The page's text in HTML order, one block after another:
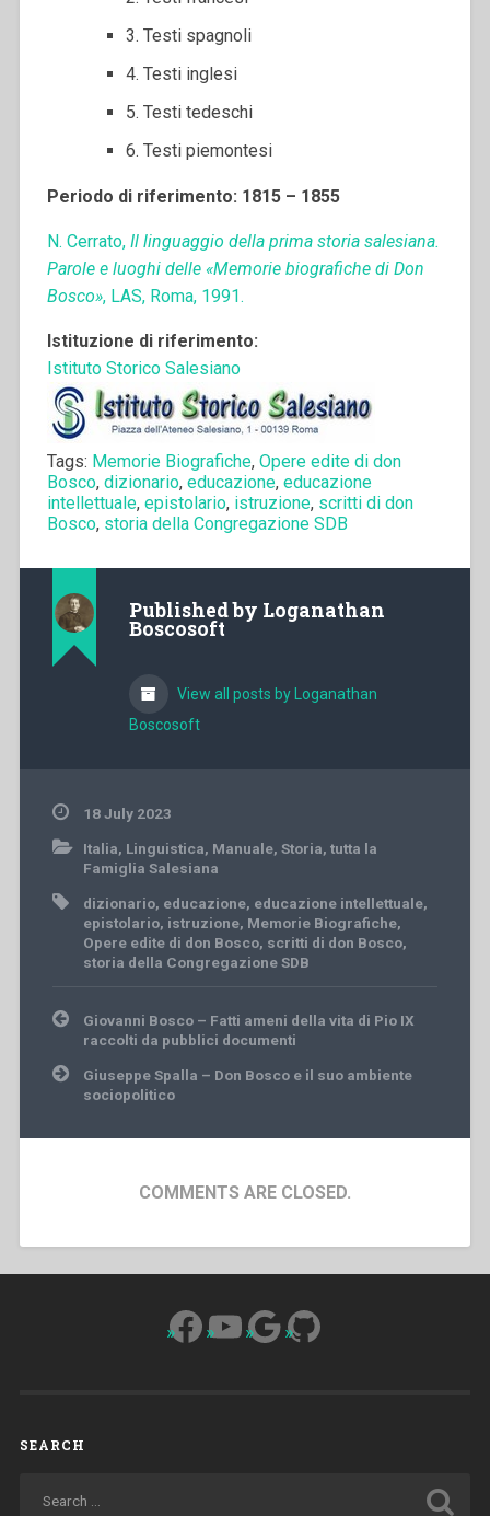
3. Testi spagnoli
4. Testi inglesi
5. Testi tedeschi
6. Testi piemontesi
Periodo di riferimento: 1815 – 1855
N. Cerrato, Il linguaggio della prima storia salesiana.
Parole e luoghi delle «Memorie biografiche di Don
Bosco», LAS, Roma, 1991.
Istituzione di riferimento:
Istituto Storico Salesiano
Tags: Memorie Biografiche, Opere edite di don
Bosco, dizionario, educazione, educazione
intellettuale, epistolario, istruzione, scritti di don
Bosco, storia della Congregazione SDB
Published by Loganathan
Boscosoft
View all posts by Loganathan
Boscosoft
18 July 2023
Italia, Linguistica, Manuale, Storia, tutta la
Famiglia Salesiana
dizionario, educazione, educazione intellettuale,
epistolario, istruzione, Memorie Biografiche,
Opere edite di don Bosco, scritti di don Bosco,
storia della Congregazione SDB
Post
navigation
Giovanni Bosco – Fatti ameni della vita di Pio IX
raccolti da pubblici documenti
Giuseppe Spalla – Don Bosco e il suo ambiente
sociopolitico
COMMENTS ARE CLOSED.
Facebook
YouTube
Google
GitHub
SEARCH